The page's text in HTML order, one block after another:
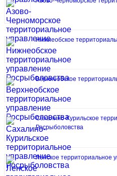
Нижнеобское
Верхнеобское
Сахалино-Курильское
Росрыболовства
Ленское территориальное